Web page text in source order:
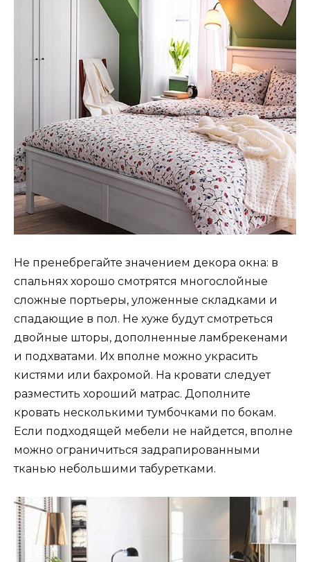
Не пренебрегайте значением декора окна: в
спальнях хорошо смотрятся многослойные
сложные портьеры, уложенные складками и
спадающие в пол. Не хуже будут смотреться
двойные шторы, дополненные ламбрекенами
и подхватами. Их вполне можно украсить
кистями или бахромой. На кровати следует
разместить хороший матрас. Дополните
кровать несколькими тумбочками по бокам.
Если подходящей мебели не найдется, вполне
можно ограничиться задрапированными
тканью небольшими табуретками.